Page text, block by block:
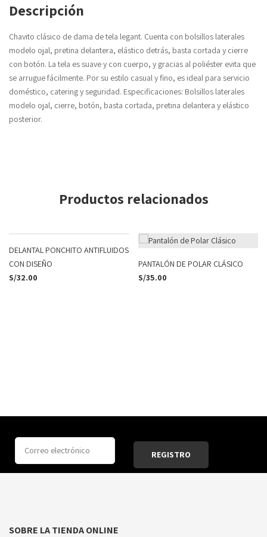
Descripción
Chavito clásico de dama de tela legant. Cuenta con bolsillos laterales
modelo ojal, pretina delantera, elástico detrás, basta cortada y cierre
con botón. La tela es suave y con cuerpo, y gracias al poliéster evita que
se arrugue fácilmente. Por su estilo casual y fino, es ideal para servicio
doméstico, catering y seguridad. Especificaciones: Bolsillos laterales
modelo ojal, cierre, botón, basta cortada, pretina delantera y elástico
posterior.
Productos relacionados
DELANTAL PONCHITO ANTIFLUIDOS
CON DISEÑO
S/32.00
PANTALÓN DE POLAR CLÁSICO
S/35.00
SOBRE LA TIENDA ONLINE